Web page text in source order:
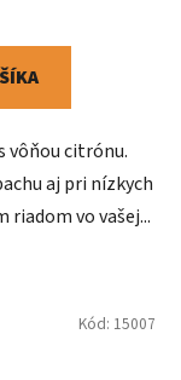
vôňou citrónu.
aj pri nízkych
vo vašej...
Kód: 15007